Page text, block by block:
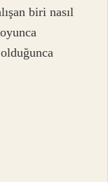
biri nasıl